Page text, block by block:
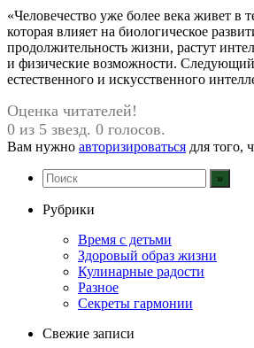
«Человечество уже более века живет в
которая влияет на биологическое
продолжительность жизни, растут
и физические возможности.
естественного и искусственного
Оценка читателей!
0 из 5 звезд. 0 голосов.
Вам нужно авторизироваться для того,
Рубрики
Время с детьми
Здоровый образ жизни
Кулинарные радости
Разное
Секреты гармонии
Свежие записи